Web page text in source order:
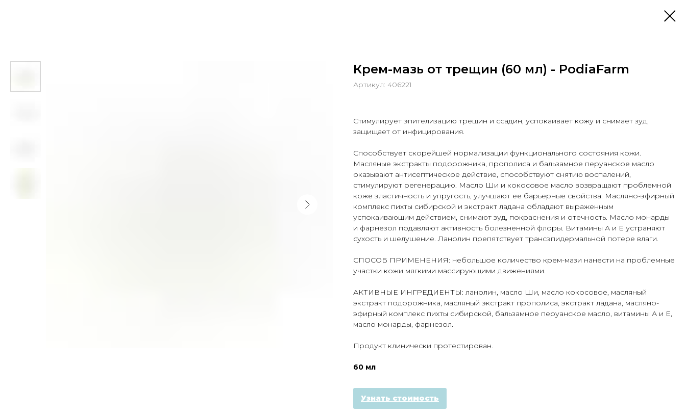
Крем-мазь от трещин (60 мл) - PodiaFarm
Артикул: 406221
Стимулирует эпителизацию трещин и ссадин, успокаивает кожу и снимает зуд,
защищает от инфицирования.
Способствует скорейшей нормализации функционального состояния кожи.
Масляные экстракты подорожника, прополиса и бальзамное перуанское масло
оказывают антисептическое действие, способствуют снятию воспалений,
стимулируют регенерацию. Масло Ши и кокосовое масло возвращают проблемной
коже эластичность и упругость, улучшают ее барьерные свойства. Масляно-эфирный
комплекс пихты сибирской и экстракт ладана обладают выраженным
успокаивающим действием, снимают зуд, покраснения и отечность. Масло монарды
и фарнезол подавляют активность болезненной флоры. Витамины А и Е устраняют
сухость и шелушение. Ланолин препятствует трансэпидермальной потере влаги.
СПОСОБ ПРИМЕНЕНИЯ: небольшое количество крем-мази нанести на проблемные
участки кожи мягкими массирующими движениями.
АКТИВНЫЕ ИНГРЕДИЕНТЫ: ланолин, масло Ши, масло кокосовое, масляный
экстракт подорожника, масляный экстракт прополиса, экстракт ладана, масляно-
эфирный комплекс пихты сибирской, бальзамное перуанское масло, витамины А и Е,
масло монарды, фарнезол.
Продукт клинически протестирован.
60 мл
Узнать стоимость